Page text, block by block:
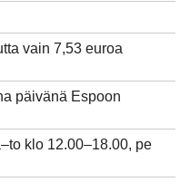
vain 7,53 euroa
päivänä Espoon
klo 12.00–18.00, pe